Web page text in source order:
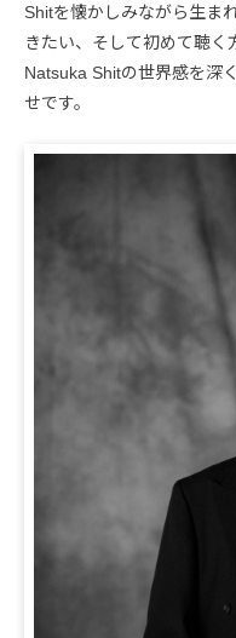
Shitを懐かしみながら生ま
きたい、そして初めて聴く
Natsuka Shitの世界感を深
せです。